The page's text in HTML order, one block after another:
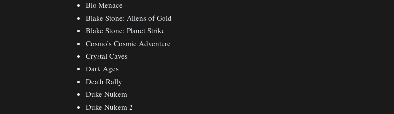
Bio Menace
Blake Stone: Aliens of Gold
Blake Stone: Planet Strike
Cosmo’s Cosmic Adventure
Crystal Caves
Dark Ages
Death Rally
Duke Nukem
Duke Nukem 2